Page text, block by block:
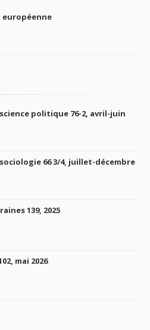
européenne
politique 76-2, avril-juin
66 3/4, juillet-décembre
139, 2025
mai 2026